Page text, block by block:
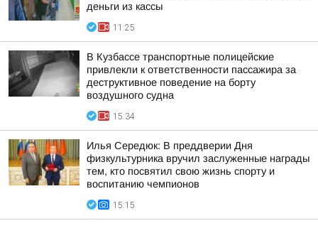
деньги из кассы
11:25
В Кузбассе транспортные полицейские
привлекли к ответственности пассажира за
деструктивное поведение на борту
воздушного судна
15:34
Илья Середюк: В преддверии Дня
физкультурника вручил заслуженные награды
тем, кто посвятил свою жизнь спорту и
воспитанию чемпионов
15:15